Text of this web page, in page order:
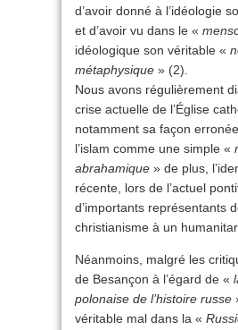
d’avoir donné à l’idéologie
et d’avoir vu dans le «
idéologique son véritable «
métaphysique » (2).
Nous avons régulièrement
crise actuelle de l’Église
notamment sa façon
l’islam comme une simple «
abrahamique » de plus,
récente, lors de l’actuel
d’importants représentants
christianisme à un
Néanmoins, malgré les
de Besançon à l’égard de «
polonaise de l’histoire russe
véritable mal dans la «